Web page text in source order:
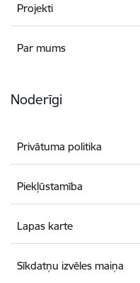
Projekti
Par mums
Noderīgi
Privātuma politika
Piekļūstamība
Lapas karte
Sīkdatņu izvēles maiņa